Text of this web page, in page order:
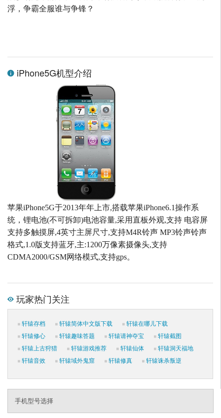
浮，争霸全服谁与争锋？
iPhone5G机型介绍
苹果iPhone5G于2013年年上市,搭载苹果iPhone6.1操作系
统，锂电池(不可拆卸)电池容量,采用直板外观,支持 电容屏
支持多触摸屏,4英寸主屏尺寸,支持M4R铃声 MP3铃声铃声
格式,1.0版支持蓝牙,主:1200万像素摄像头,支持
CDMA2000/GSM网络模式,支持gps。
玩家热门关注
轩辕存档 轩辕简体中文版下载
轩辕在哪儿下载
轩辕修心
轩辕趣味答题 轩辕请神夺宝
轩辕截图
轩辕上古狩猎
轩辕游戏推荐 轩辕仙体
轩辕洞天福地
轩辕音效
轩辕域外鬼窟 轩辕修真 轩辕诛杀叛逆
手机型号选择